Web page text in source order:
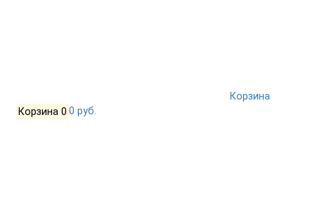
Корзина
Корзина 0 0 руб.